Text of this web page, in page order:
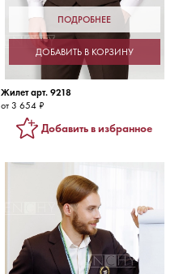
ПОДРОБНЕЕ
ДОБАВИТЬ В КОРЗИНУ
Жилет арт. 9218
от 3 654 ₽
Добавить в избранное